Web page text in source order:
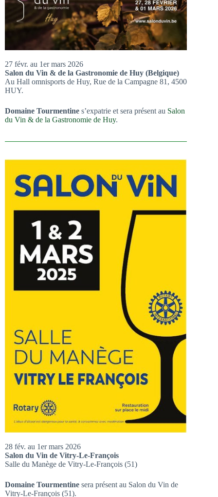
27 févr. au 1er mars 2026
Salon du Vin & de la Gastronomie de Huy (Belgique)
Au Hall omnisports de Huy, Rue de la Campagne 81, 4500
HUY.
Domaine Tourmentine s’expatrie et sera présent au Salon
du Vin & de la Gastronomie de Huy.
28 fév. au 1er mars 2026
Salon du Vin de Vitry-Le-François
Salle du Manège de Vitry-Le-François (51)
Domaine Tourmentine sera présent au Salon du Vin de
Vitry-Le-François (51).